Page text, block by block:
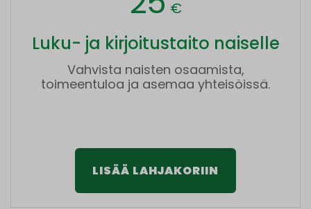
€
Luku- ja kirjoitustaito naiselle
Vahvista naisten osaamista,
toimeentuloa ja asemaa yhteisöissä.
LISÄÄ LAHJAKORIIN